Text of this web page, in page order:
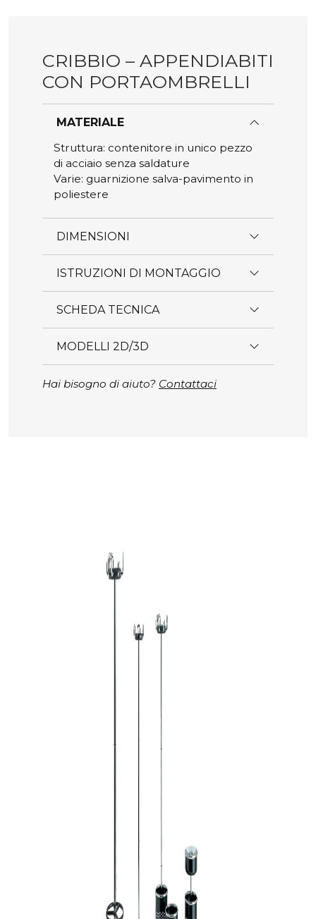
CRIBBIO – APPENDIABITI
CON PORTAOMBRELLI
MATERIALE
Struttura: contenitore in unico pezzo
di acciaio senza saldature
Varie: guarnizione salva-pavimento in
poliestere
DIMENSIONI
ISTRUZIONI DI MONTAGGIO
SCHEDA TECNICA
MODELLI 2D/3D
Hai bisogno di aiuto? Contattaci